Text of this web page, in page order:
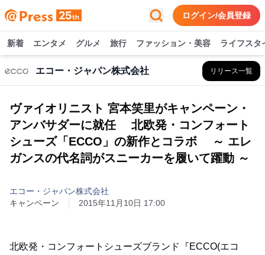
ログイン/会員登録
新着 エンタメ グルメ 旅行 ファッション・美容 ライフスタ
エコー・ジャパン株式会社 リリース一覧
ヴァイオリニスト 宮本笑里がキャンペーン・
アンバサダーに就任 北欧発・コンフォート
シューズ「ECCO」の新作とコラボ ～ エレ
ガンスの代名詞がスニーカーを履いて躍動 ～
エコー・ジャパン株式会社
キャンペーン
2015年11月10日 17:00
北欧発・コンフォートシューズブランド『ECCO(エコ